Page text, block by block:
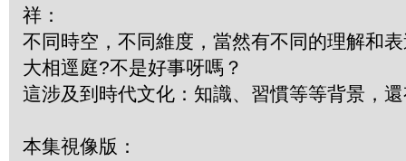
祥：
不同時空，不同維度，當然有不同的理解和
大相逕庭?不是好事呀嗎？
這涉及到時代文化：知識、習慣等等背景，
本集視像版：